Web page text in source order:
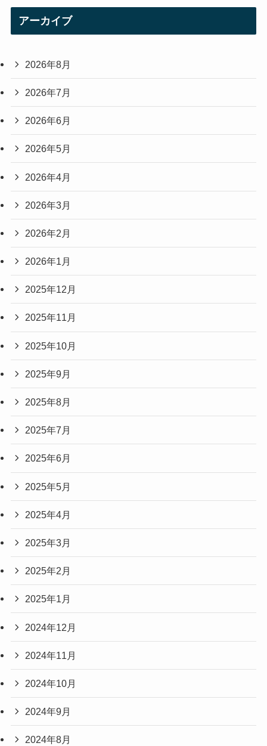
アーカイブ
2026年8月
2026年7月
2026年6月
2026年5月
2026年4月
2026年3月
2026年2月
2026年1月
2025年12月
2025年11月
2025年10月
2025年9月
2025年8月
2025年7月
2025年6月
2025年5月
2025年4月
2025年3月
2025年2月
2025年1月
2024年12月
2024年11月
2024年10月
2024年9月
2024年8月